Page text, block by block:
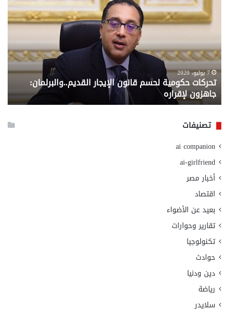
حكومية
لحسم
قانون
القديم..والبرلمان:
جاهزون
لإقراره
7 يوليو، 2020
تحركات حكومية لحسم قانون الإيجار القديم..والبرلمان:
جاهزون لإقراره
..
من
تصنيفات
ai companion
ai-girlfriend
أخبار مصر
اقتصاد
بعيد عن الأضواء
تقارير وحوارات
تكنولوجيا
حوادث
دين ودنيا
رياضة
سلايدر